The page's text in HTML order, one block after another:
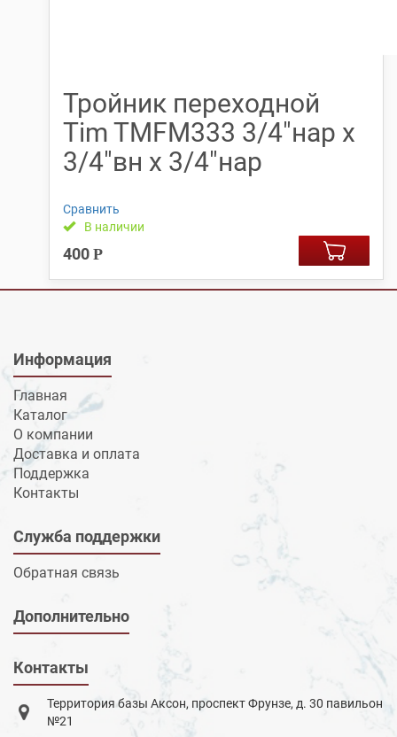
Тройник переходной
Tim TMFM333 3/4″нар х
3/4″вн х 3/4″нар
Сравнить
В наличии
400 Р
Информация
Главная
Каталог
О компании
Доставка и оплата
Поддержка
Контакты
Служба поддержки
Обратная связь
Дополнительно
Контакты
Территория базы Аксон, проспект Фрунзе, д. 30 павильон
№21